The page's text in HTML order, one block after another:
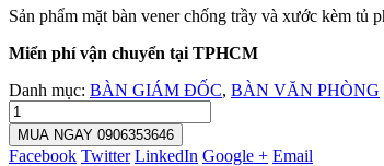
Sản phẩm mặt bàn vener chống trầy và xước kèm tủ
Miển phí vận chuyển tại TPHCM
Danh mục: BÀN GIÁM ĐỐC, BÀN VĂN PHÒNG
MUA NGAY 0906353646
Facebook Twitter LinkedIn Google + Email